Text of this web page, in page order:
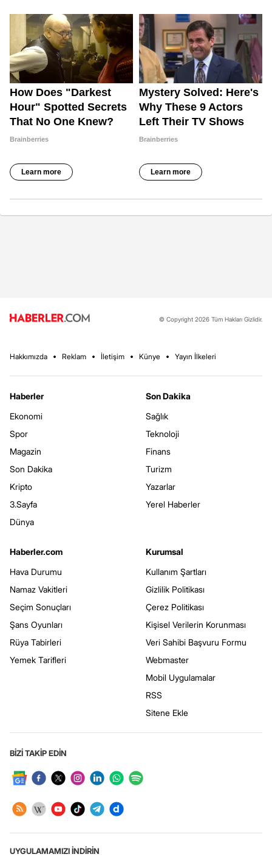
© Copyright 2026 Tüm Hakları Gizlidir.
Hakkımızda Reklam İletişim Künye Yayın İlkeleri
Haberler
Ekonomi
Spor
Magazin
Son Dakika
Kripto
3.Sayfa
Dünya
Son Dakika
Sağlık
Teknoloji
Finans
Turizm
Yazarlar
Yerel Haberler
Haberler.com
Hava Durumu
Namaz Vakitleri
Seçim Sonuçları
Şans Oyunları
Rüya Tabirleri
Yemek Tarifleri
Kurumsal
Kullanım Şartları
Gizlilik Politikası
Çerez Politikası
Kişisel Verilerin Korunması
Veri Sahibi Başvuru Formu
Webmaster
Mobil Uygulamalar
RSS
Sitene Ekle
BİZİ TAKİP EDİN
UYGULAMAMIZI İNDİRİN